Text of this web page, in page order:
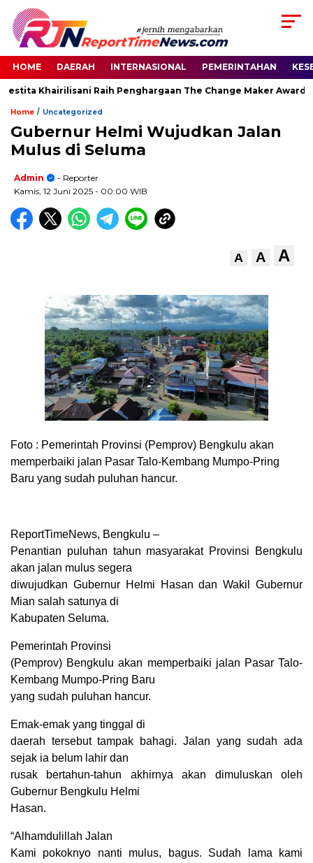
HOME DAERAH INTERNASIONAL PEMERINTAHAN
Khairilisani Raih Penghargaan The Change Maker Awards
Home / Uncategorized
Gubernur Helmi Wujudkan Jalan
Mulus di Seluma
Admin
- Reporter
Kamis, 12 Juni 2025 - 00:00 WIB
A A A
Foto : Pemerintah Provinsi (Pemprov) Bengkulu akan
memperbaiki jalan Pasar Talo-Kembang Mumpo-Pring
Baru yang sudah puluhan hancur.
ReportTimeNews, Bengkulu –
Penantian puluhan tahun masyarakat Provinsi Bengkulu
akan jalan mulus segera
diwujudkan Gubernur Helmi Hasan dan Wakil Gubernur
Mian salah satunya di
Kabupaten Seluma.
Pemerintah Provinsi
(Pemprov) Bengkulu akan memperbaiki jalan Pasar Talo-
Kembang Mumpo-Pring Baru
yang sudah puluhan hancur.
Emak-emak yang tinggal di
daerah tersebut tampak bahagi. Jalan yang sudah ada
sejak ia belum lahir dan
rusak bertahun-tahun akhirnya akan dimuluskan oleh
Gubernur Bengkulu Helmi
Hasan.
“Alhamdulillah Jalan
Kami pokoknyo nanti mulus, bagus. Sudah lama kami